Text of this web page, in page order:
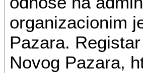
organizacionim
Pazara.
Novog Pazara,